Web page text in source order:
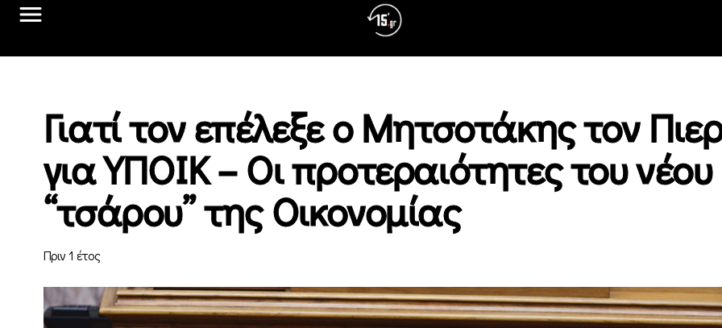
Γιατί τον επέλεξε ο Μητσοτάκης τον
για ΥΠΟΙΚ – Οι προτεραιότητες του νέου
“τσάρου” της Οικονομίας
Πριν 1 έτος